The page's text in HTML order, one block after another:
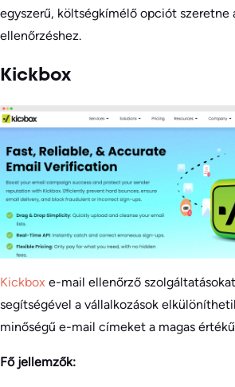
egyszerű, költségkímélő opciót szeretne
ellenőrzéshez.
Kickbox
Kickbox e-mail ellenőrző
segítségével a vállalkozások
minőségű e-mail címeket a magas
Fő jellemzők: